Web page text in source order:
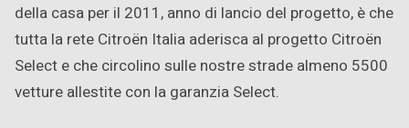
della casa per il 2011, anno di lancio del progetto, è che
tutta la rete Citroën Italia aderisca al progetto Citroën
Select e che circolino sulle nostre strade almeno 5500
vetture allestite con la garanzia Select.